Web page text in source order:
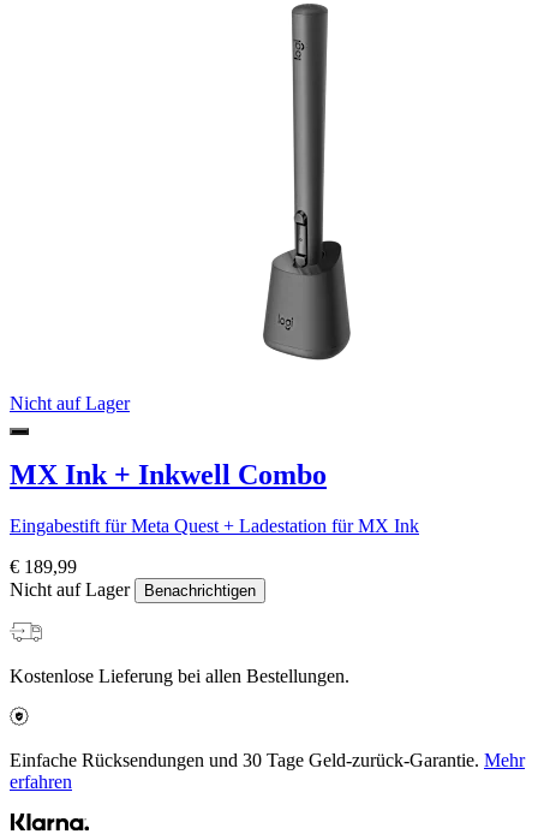
Nicht auf Lager
MX Ink + Inkwell Combo
Eingabestift für Meta Quest + Ladestation für MX Ink
€ 189,99
Nicht auf Lager
Benachrichtigen
Kostenlose Lieferung bei allen Bestellungen.
Einfache Rücksendungen und 30 Tage Geld-zurück-Garantie. Mehr
erfahren